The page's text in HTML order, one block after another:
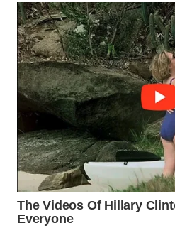
NATUNA
WN
BINTAN
WN
MANDALIKA
WN
LIKUPANG
WN
LABUANBAJO